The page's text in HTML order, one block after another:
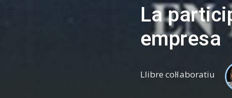
La
empresa
Llibre col·laboratiu